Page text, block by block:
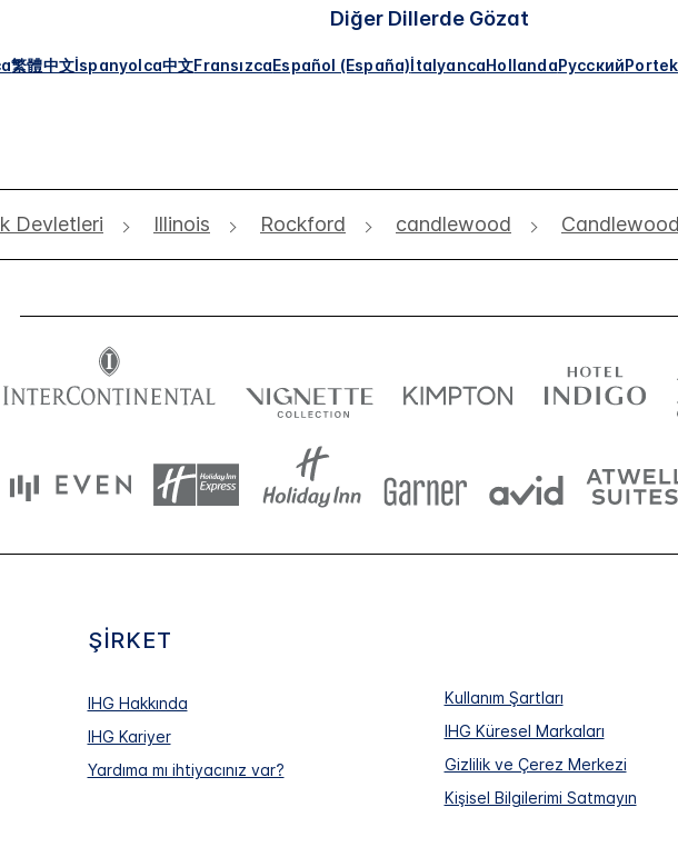
Diğer Dillerde Gözat
繁體中文İspanyolca中文FransızcaEspañol (España)İtalyancaHollandaРусский
Devletleri Illinois Rockford candlewood
ŞIRKET
IHG Hakkında
IHG Kariyer
Yardıma mı ihtiyacınız var?
Kullanım Şartları
IHG Küresel Markaları
Gizlilik ve Çerez Merkezi
Kişisel Bilgilerimi Satmayın